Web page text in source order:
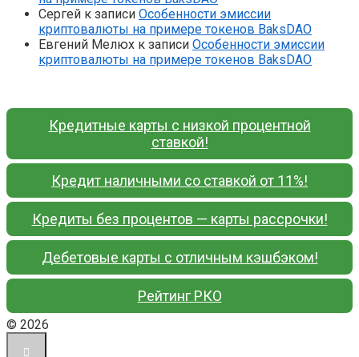
Сергей к записи Особенности эмиссии
криптовалюты на примере токенов BaksDAO
Евгений Мелюх к записи Особенности эмиссии
криптовалюты на примере токенов BaksDAO
Кредитные карты с низкой процентной
ставкой!
Кредит наличными со ставкой от 11%!
Кредиты без процентов — карты рассрочки!
Дебетовые карты с отличным кэшбэком!
Рейтинг РКО
© 2026